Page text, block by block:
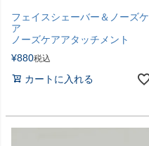
フェイスシェーバー＆ノーズケ
ア
ノーズケアアタッチメント
¥880税込
カートに入れる